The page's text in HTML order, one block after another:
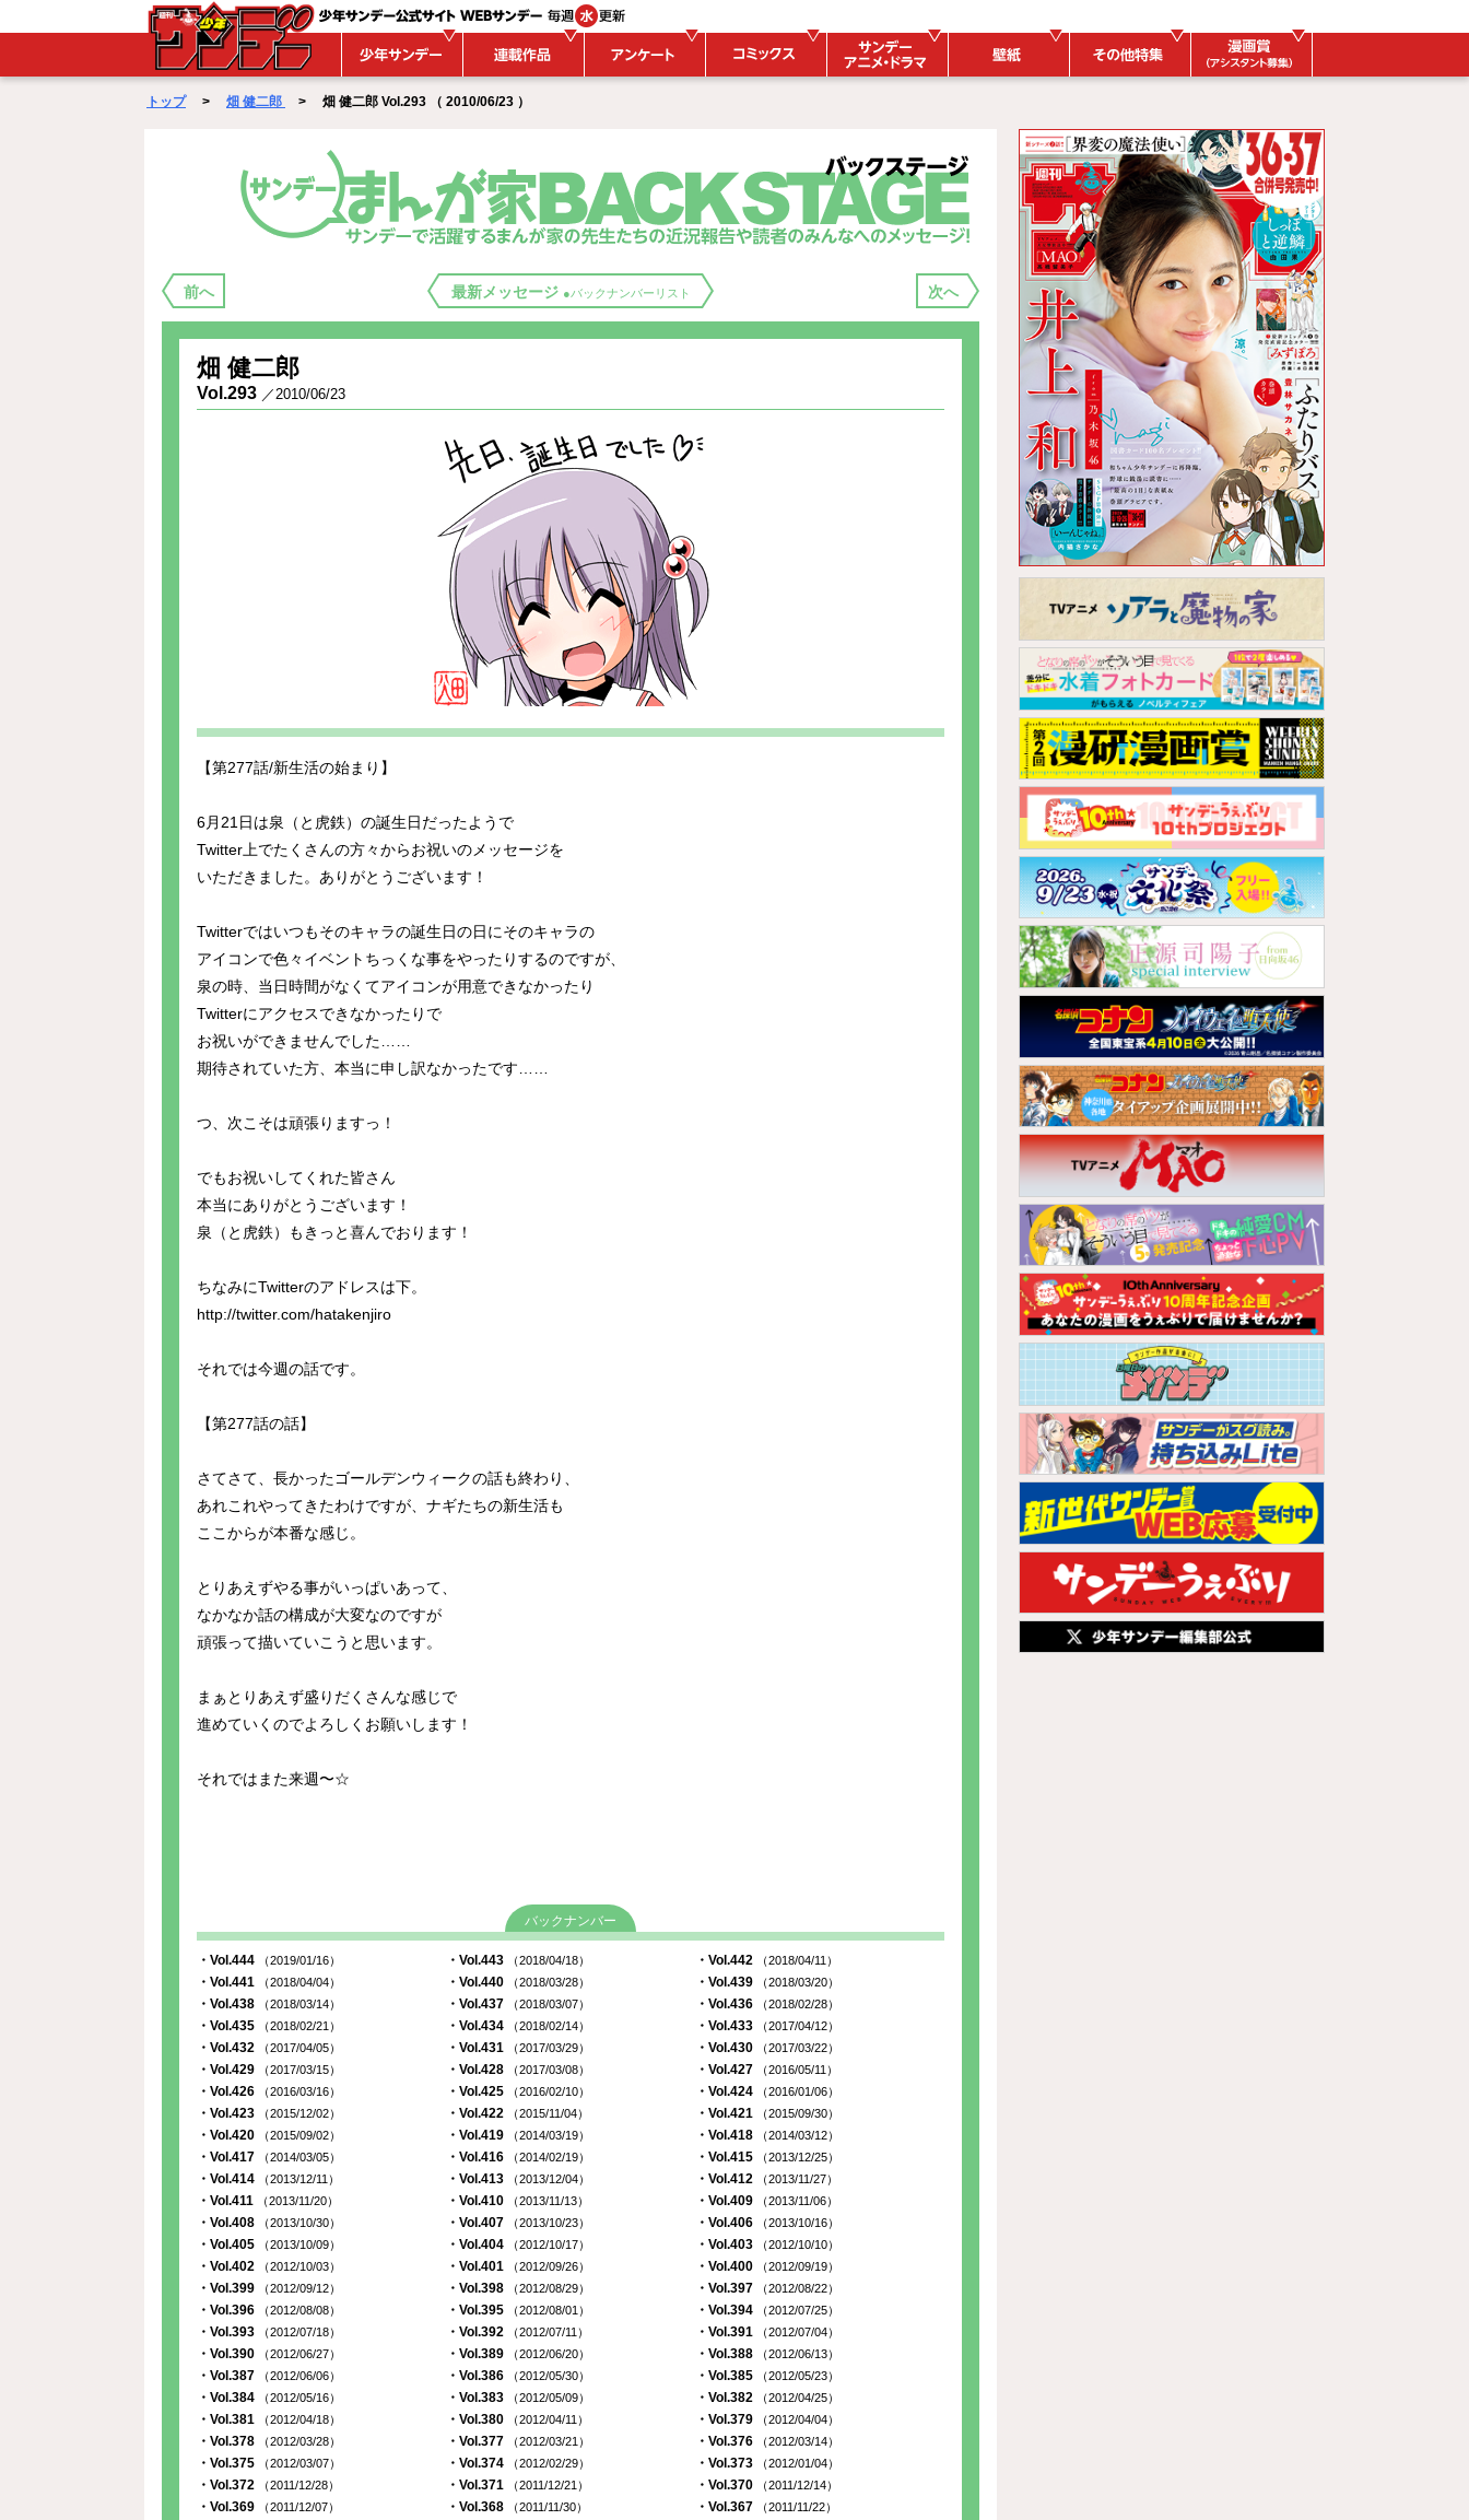
WEBサンデー
トップ> 畑 健二郎 > 畑 健二郎 Vol.293 （ 2010/06/23 ）
前へ 最新メッセージ ●バックナンバーリスト 次へ
畑 健二郎
Vol.293 ／2010/06/23
【第277話/新生活の始まり】
6月21日は泉（と虎鉄）の誕生日だったようで
Twitter上でたくさんの方々からお祝いのメッセージを
いただきました。ありがとうございます！
Twitterではいつもそのキャラの誕生日の日にそのキャラの
アイコンで色々イベントちっくな事をやったりするのですが、
泉の時、当日時間がなくてアイコンが用意できなかったり
Twitterにアクセスできなかったりで
お祝いができませんでした……
期待されていた方、本当に申し訳なかったです……
つ、次こそは頑張りますっ！
でもお祝いしてくれた皆さん
本当にありがとうございます！
泉（と虎鉄）もきっと喜んでおります！
ちなみにTwitterのアドレスは下。
http://twitter.com/hatakenjiro
それでは今週の話です。
【第277話の話】
さてさて、長かったゴールデンウィークの話も終わり、
あれこれやってきたわけですが、ナギたちの新生活も
ここからが本番な感じ。
とりあえずやる事がいっぱいあって、
なかなか話の構成が大変なのですが
頑張って描いていこうと思います。
まぁとりあえず盛りだくさんな感じで
進めていくのでよろしくお願いします！
それではまた来週〜☆
バックナンバー
・Vol.444 （2019/01/16） ・Vol.443 （2018/04/18） ・Vol.442 （2018/04/11）
・Vol.441 （2018/04/04） ・Vol.440 （2018/03/28） ・Vol.439 （2018/03/20）
・Vol.438 （2018/03/14） ・Vol.437 （2018/03/07） ・Vol.436 （2018/02/28）
・Vol.435 （2018/02/21） ・Vol.434 （2018/02/14） ・Vol.433 （2017/04/12）
・Vol.432 （2017/04/05） ・Vol.431 （2017/03/29） ・Vol.430 （2017/03/22）
・Vol.429 （2017/03/15） ・Vol.428 （2017/03/08） ・Vol.427 （2016/05/11）
・Vol.426 （2016/03/16） ・Vol.425 （2016/02/10） ・Vol.424 （2016/01/06）
・Vol.423 （2015/12/02） ・Vol.422 （2015/11/04） ・Vol.421 （2015/09/30）
・Vol.420 （2015/09/02） ・Vol.419 （2014/03/19） ・Vol.418 （2014/03/12）
・Vol.417 （2014/03/05） ・Vol.416 （2014/02/19） ・Vol.415 （2013/12/25）
・Vol.414 （2013/12/11） ・Vol.413 （2013/12/04） ・Vol.412 （2013/11/27）
・Vol.411 （2013/11/20） ・Vol.410 （2013/11/13） ・Vol.409 （2013/11/06）
・Vol.408 （2013/10/30） ・Vol.407 （2013/10/23） ・Vol.406 （2013/10/16）
・Vol.405 （2013/10/09） ・Vol.404 （2012/10/17） ・Vol.403 （2012/10/10）
・Vol.402 （2012/10/03） ・Vol.401 （2012/09/26） ・Vol.400 （2012/09/19）
・Vol.399 （2012/09/12） ・Vol.398 （2012/08/29） ・Vol.397 （2012/08/22）
・Vol.396 （2012/08/08） ・Vol.395 （2012/08/01） ・Vol.394 （2012/07/25）
・Vol.393 （2012/07/18） ・Vol.392 （2012/07/11） ・Vol.391 （2012/07/04）
・Vol.390 （2012/06/27） ・Vol.389 （2012/06/20） ・Vol.388 （2012/06/13）
・Vol.387 （2012/06/06） ・Vol.386 （2012/05/30） ・Vol.385 （2012/05/23）
・Vol.384 （2012/05/16） ・Vol.383 （2012/05/09） ・Vol.382 （2012/04/25）
・Vol.381 （2012/04/18） ・Vol.380 （2012/04/11） ・Vol.379 （2012/04/04）
・Vol.378 （2012/03/28） ・Vol.377 （2012/03/21） ・Vol.376 （2012/03/14）
・Vol.375 （2012/03/07） ・Vol.374 （2012/02/29） ・Vol.373 （2012/01/04）
・Vol.372 （2011/12/28） ・Vol.371 （2011/12/21） ・Vol.370 （2011/12/14）
・Vol.369 （2011/12/07） ・Vol.368 （2011/11/30） ・Vol.367 （2011/11/22）